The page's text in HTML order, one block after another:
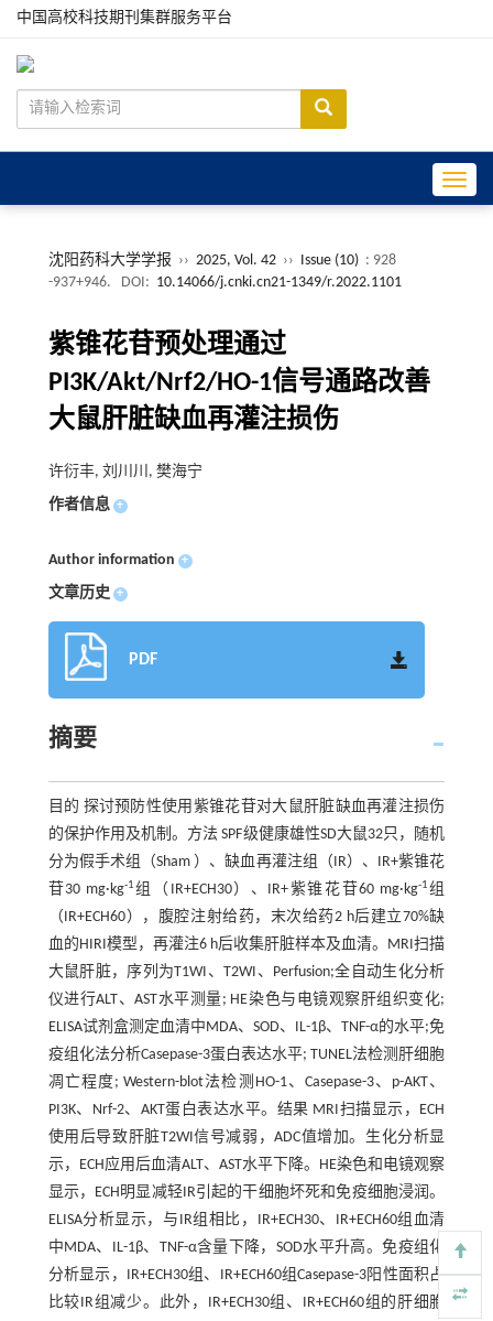
中国高校科技期刊集群服务平台
沈阳药科大学学报 ›› 2025, Vol. 42 ›› Issue (10) : 928
-937+946.
DOI: 10.14066/j.cnki.cn21-1349/r.2022.1101
紫锥花苷预处理通过
PI3K/Akt/Nrf2/HO-1信号通路改善
大鼠肝脏缺血再灌注损伤
许衍丰, 刘川川, 樊海宁
作者信息 +
Author information +
文章历史 +
PDF
摘要
目的 探讨预防性使用紫锥花苷对大鼠肝脏缺血再灌注损伤
的保护作用及机制。方法 SPF级健康雄性SD大鼠32只，随机
分为假手术组（Sham ）、缺血再灌注组（IR）、IR+紫锥花
苷30 mg·kg-1组（IR+ECH30）、IR+紫锥花苷60 mg·kg-1组
（IR+ECH60），腹腔注射给药，末次给药2 h后建立70%缺
血的HIRI模型，再灌注6 h后收集肝脏样本及血清。MRI扫描
大鼠肝脏，序列为T1WI、T2WI、Perfusion;全自动生化分析
仪进行ALT、AST水平测量; HE染色与电镜观察肝组织变化;
ELISA试剂盒测定血清中MDA、SOD、IL-1β、TNF-α的水平;免
疫组化法分析Casepase-3蛋白表达水平; TUNEL法检测肝细胞
凋亡程度; Western-blot法检测HO-1、Casepase-3、p-AKT、
PI3K、Nrf-2、AKT蛋白表达水平。结果 MRI扫描显示，ECH
使用后导致肝脏T2WI信号减弱，ADC值增加。生化分析显
示，ECH应用后血清ALT、AST水平下降。HE染色和电镜观察
显示，ECH明显减轻IR引起的干细胞坏死和免疫细胞浸润。
ELISA分析显示，与IR组相比，IR+ECH30、IR+ECH60组血清
中MDA、IL-1β、TNF-α含量下降，SOD水平升高。免疫组化
分析显示，IR+ECH30组、IR+ECH60组Casepase-3阳性面积占
比较IR组减少。此外，IR+ECH30组、IR+ECH60组的肝细胞